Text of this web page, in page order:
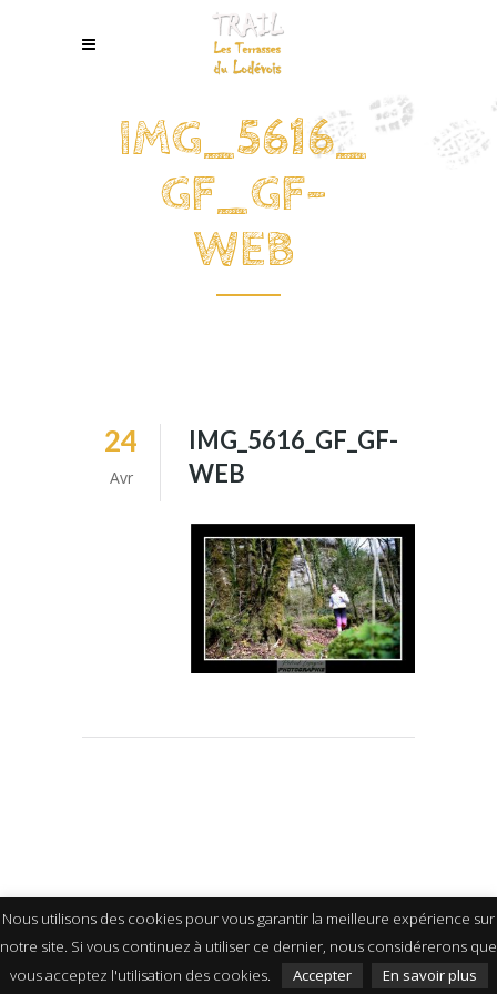
IMG_5616_
GF_GF-
WEB
24
Avr
IMG_5616_GF_GF-
WEB
Nous utilisons des cookies pour vous garantir la meilleure expérience sur
notre site. Si vous continuez à utiliser ce dernier, nous considérerons que
vous acceptez l'utilisation des cookies.
Accepter En savoir plus